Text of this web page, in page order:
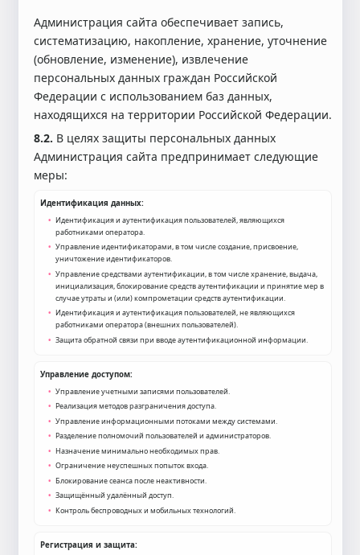
Администрация сайта обеспечивает запись,
систематизацию, накопление, хранение, уточнение
(обновление, изменение), извлечение
персональных данных граждан Российской
Федерации с использованием баз данных,
находящихся на территории Российской Федерации.
8.2. В целях защиты персональных данных
Администрация сайта предпринимает следующие
меры:
Идентификация данных:
Идентификация и аутентификация пользователей, являющихся
работниками оператора.
Управление идентификаторами, в том числе создание, присвоение,
уничтожение идентификаторов.
Управление средствами аутентификации, в том числе хранение, выдача,
инициализация, блокирование средств аутентификации и принятие мер в
случае утраты и (или) компрометации средств аутентификации.
Идентификация и аутентификация пользователей, не являющихся
работниками оператора (внешних пользователей).
Защита обратной связи при вводе аутентификационной информации.
Управление доступом:
Управление учетными записями пользователей.
Реализация методов разграничения доступа.
Управление информационными потоками между системами.
Разделение полномочий пользователей и администраторов.
Назначение минимально необходимых прав.
Ограничение неуспешных попыток входа.
Блокирование сеанса после неактивности.
Защищённый удалённый доступ.
Контроль беспроводных и мобильных технологий.
Регистрация и защита: